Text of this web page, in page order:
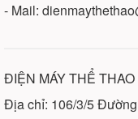
- Mail:
ĐIỆN MÁY THỂ THAO
Địa chỉ: 106/3/5